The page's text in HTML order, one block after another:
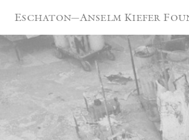
Eschaton—Anselm Kiefer